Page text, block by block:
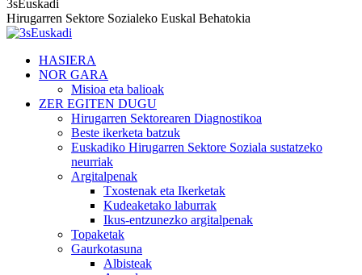
3sEuskadi
Hirugarren Sektore Sozialeko Euskal Behatokia
HASIERA
NOR GARA
Misioa eta balioak
ZER EGITEN DUGU
Hirugarren Sektorearen Diagnostikoa
Beste ikerketa batzuk
Euskadiko Hirugarren Sektore Soziala sustatzeko
neurriak
Argitalpenak
Txostenak eta Ikerketak
Kudeaketako laburrak
Ikus-entzunezko argitalpenak
Topaketak
Gaurkotasuna
Albisteak